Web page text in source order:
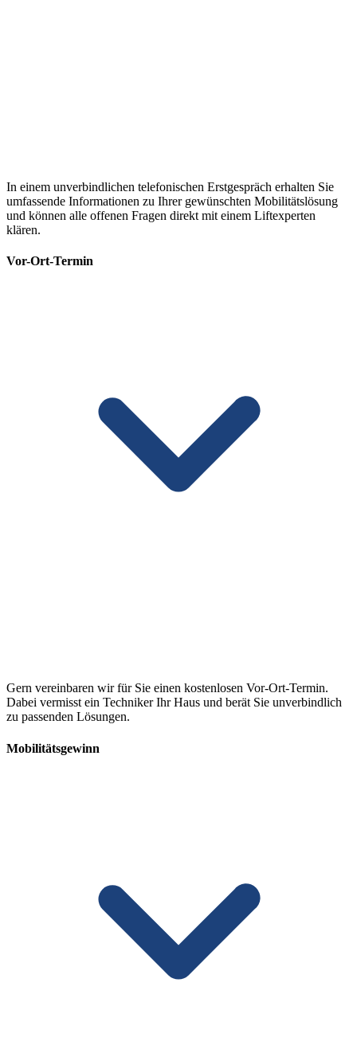
In einem unverbindlichen telefonischen Erstgespräch erhalten Sie
umfassende Informationen zu Ihrer gewünschten Mobilitätslösung
und können alle offenen Fragen direkt mit einem Liftexperten
klären.
Vor-Ort-Termin
Gern vereinbaren wir für Sie einen kostenlosen Vor-Ort-Termin.
Dabei vermisst ein Techniker Ihr Haus und berät Sie unverbindlich
zu passenden Lösungen.
Mobilitätsgewinn